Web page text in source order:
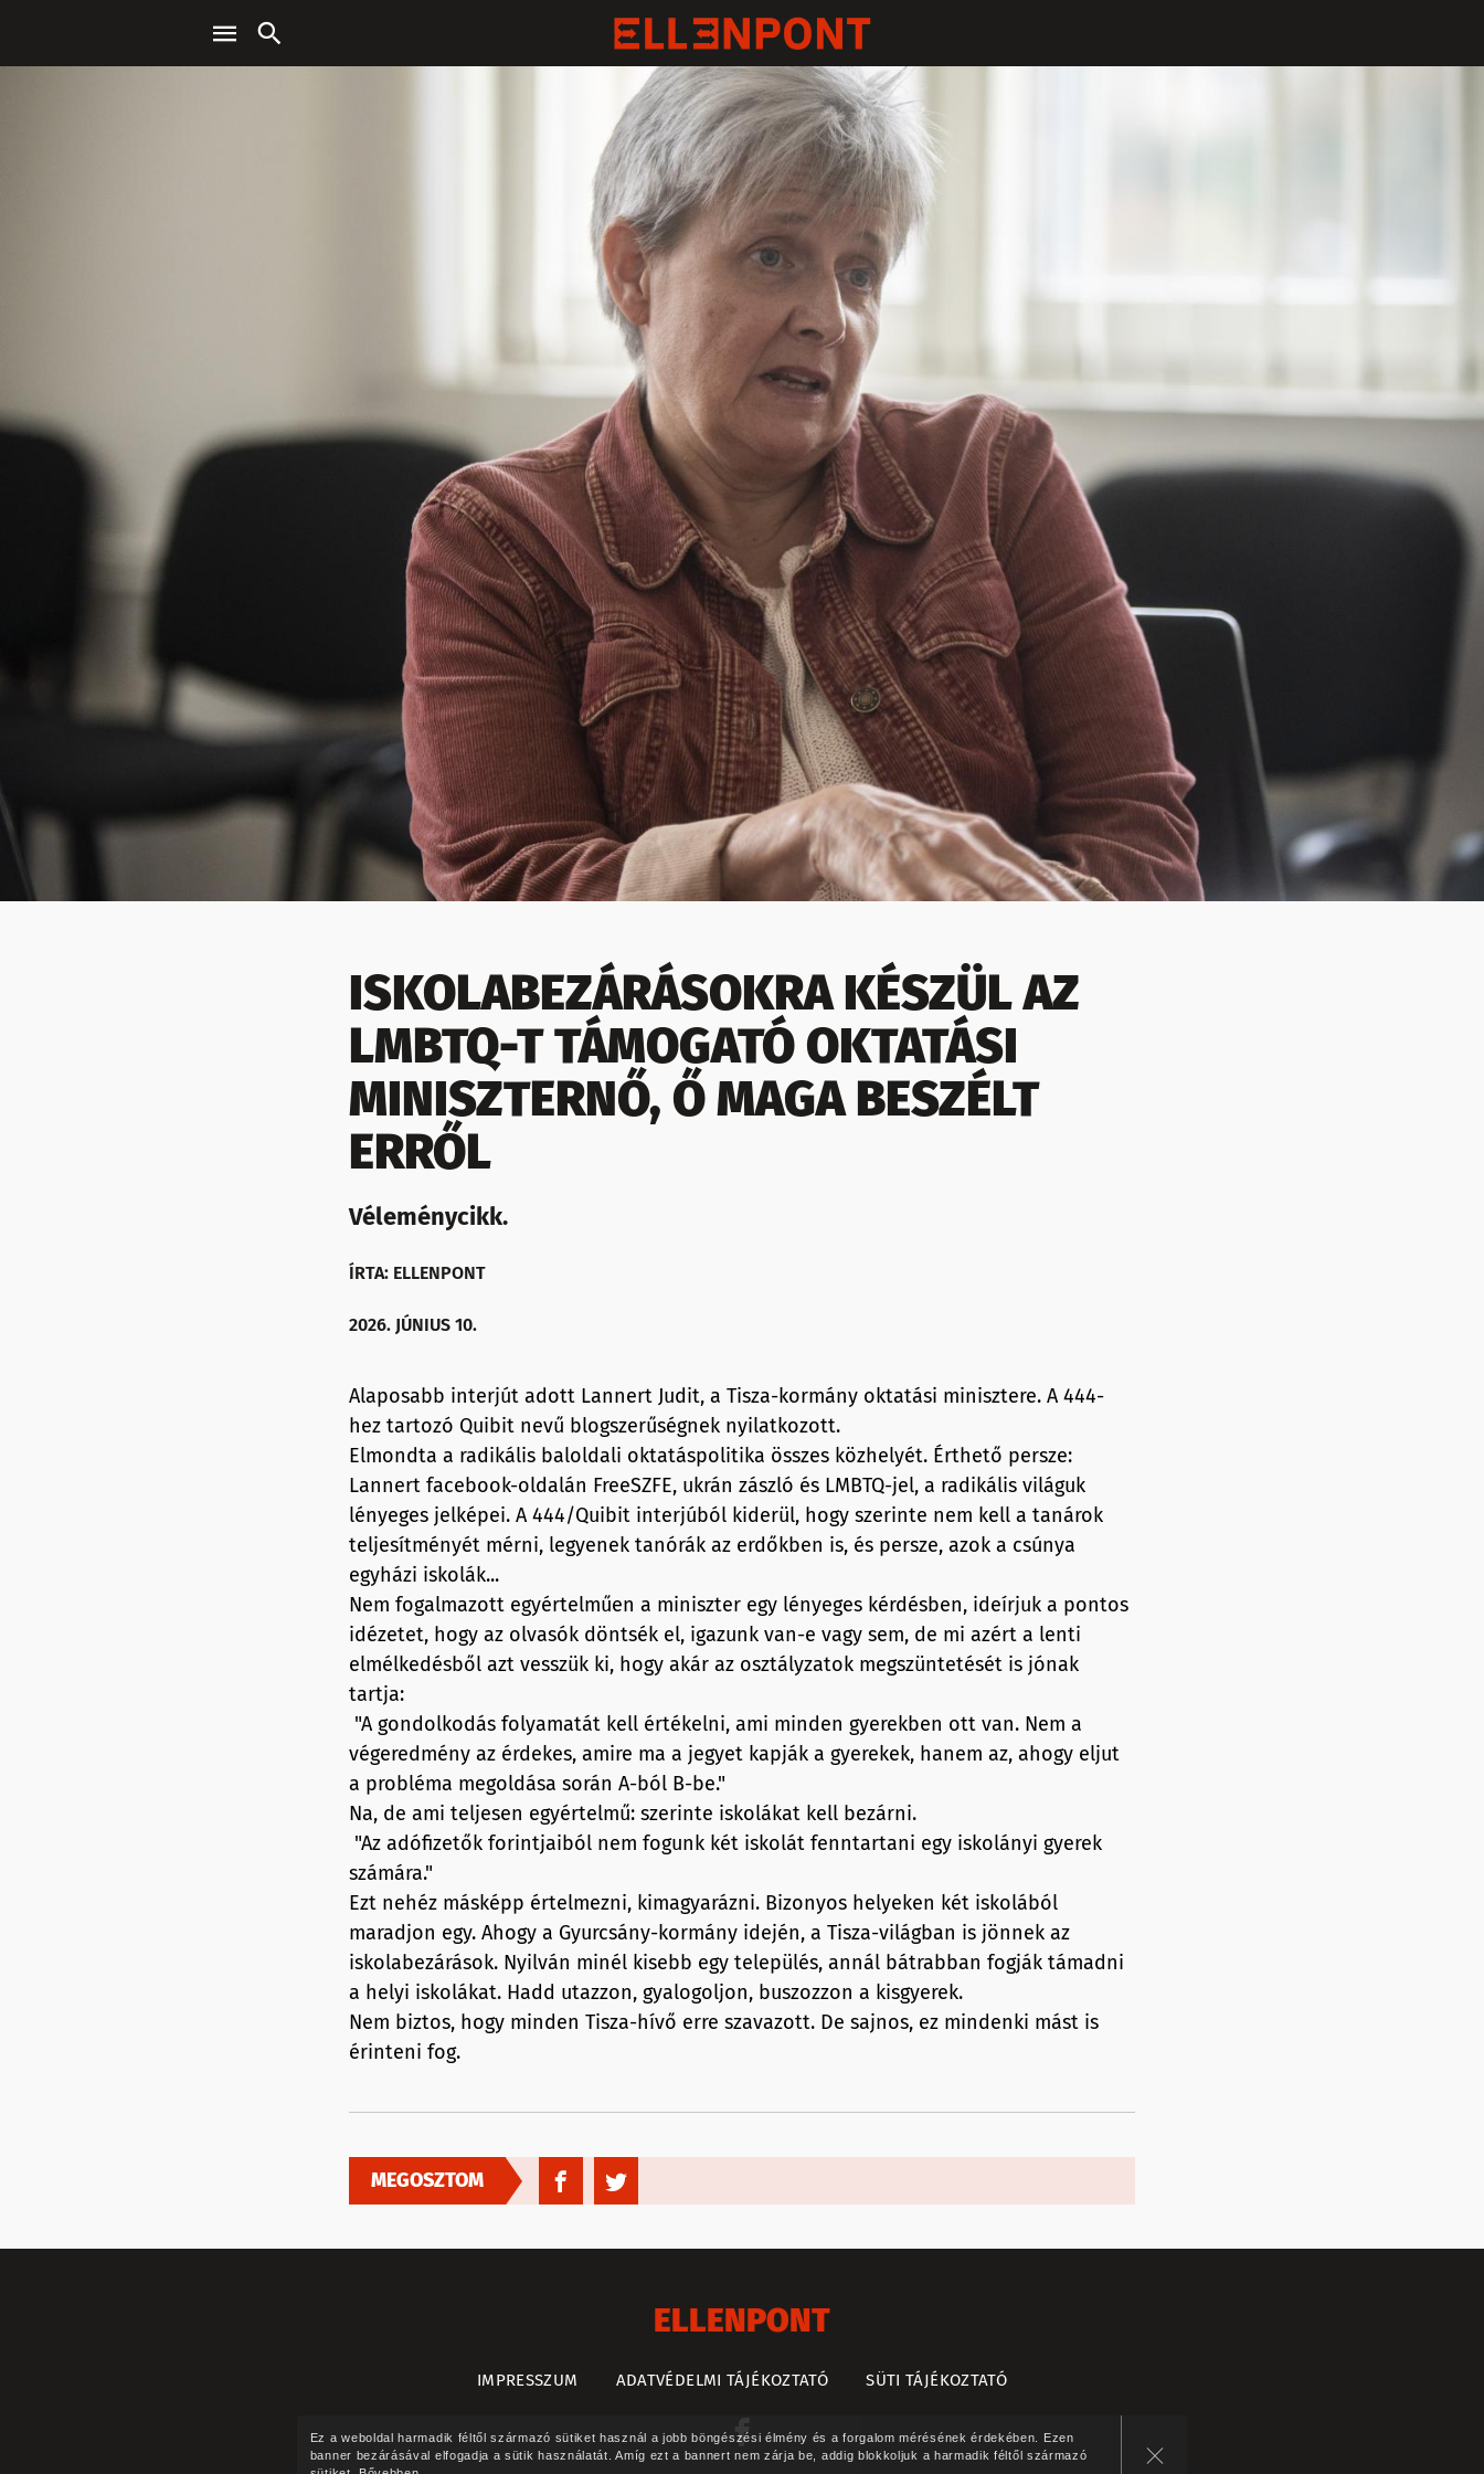
Ez a weboldal harmadik féltől származó sütiket használ a jobb böngészési élmény és a forgalom mérésének érdekében. Ezen
banner bezárásával elfogadja a sütik használatát. Amíg ezt a bannert nem zárja be, addig blokkoljuk a harmadik féltől származó
ISKOLABEZÁRÁSOKRA KÉSZÜL AZ
LMBTQ-T TÁMOGATÓ OKTATÁSI
MINISZTERNŐ, Ő MAGA BESZÉLT
ERRŐL
Véleménycikk.
ÍRTA: ELLENPONT
2026. JÚNIUS 10.
Alaposabb interjút adott Lannert Judit, a Tisza-kormány oktatási minisztere. A 444-
hez tartozó Quibit nevű blogszerűségnek nyilatkozott.
Elmondta a radikális baloldali oktatáspolitika összes közhelyét. Érthető persze:
Lannert facebook-oldalán FreeSZFE, ukrán zászló és LMBTQ-jel, a radikális világuk
lényeges jelképei. A 444/Quibit interjúból kiderül, hogy szerinte nem kell a tanárok
teljesítményét mérni, legyenek tanórák az erdőkben is, és persze, azok a csúnya
egyházi iskolák...
Nem fogalmazott egyértelműen a miniszter egy lényeges kérdésben, ideírjuk a pontos
idézetet, hogy az olvasók döntsék el, igazunk van-e vagy sem, de mi azért a lenti
elmélkedésből azt vesszük ki, hogy akár az osztályzatok megszüntetését is jónak
tartja:
"A gondolkodás folyamatát kell értékelni, ami minden gyerekben ott van. Nem a
végeredmény az érdekes, amire ma a jegyet kapják a gyerekek, hanem az, ahogy eljut
a probléma megoldása során A-ból B-be."
Na, de ami teljesen egyértelmű: szerinte iskolákat kell bezárni.
"Az adófizetők forintjaiból nem fogunk két iskolát fenntartani egy iskolányi gyerek
számára."
Ezt nehéz másképp értelmezni, kimagyarázni. Bizonyos helyeken két iskolából
maradjon egy. Ahogy a Gyurcsány-kormány idején, a Tisza-világban is jönnek az
iskolabezárások. Nyilván minél kisebb egy település, annál bátrabban fogják támadni
a helyi iskolákat. Hadd utazzon, gyalogoljon, buszozzon a kisgyerek.
Nem biztos, hogy minden Tisza-hívő erre szavazott. De sajnos, ez mindenki mást is
érinteni fog.
MEGOSZTOM
ELLENPONT
IMPRESSZUM ADATVÉDELMI TÁJÉKOZTATÓ SÜTI TÁJÉKOZTATÓ